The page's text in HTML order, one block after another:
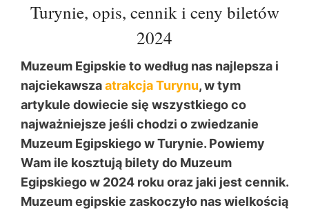
Turynie, opis, cennik i ceny biletów
2024
Muzeum Egipskie to według nas najlepsza i
najciekawszaatrakcja Turynu, w tym
artykule dowiecie się wszystkiego co
najważniejsze jeśli chodzi o zwiedzanie
Muzeum Egipskiego w Turynie. Powiemy
Wam ile kosztują bilety do Muzeum
Egipskiego w 2024 roku oraz jaki jest cennik.
Muzeum egipskie zaskoczyło nas wielkością